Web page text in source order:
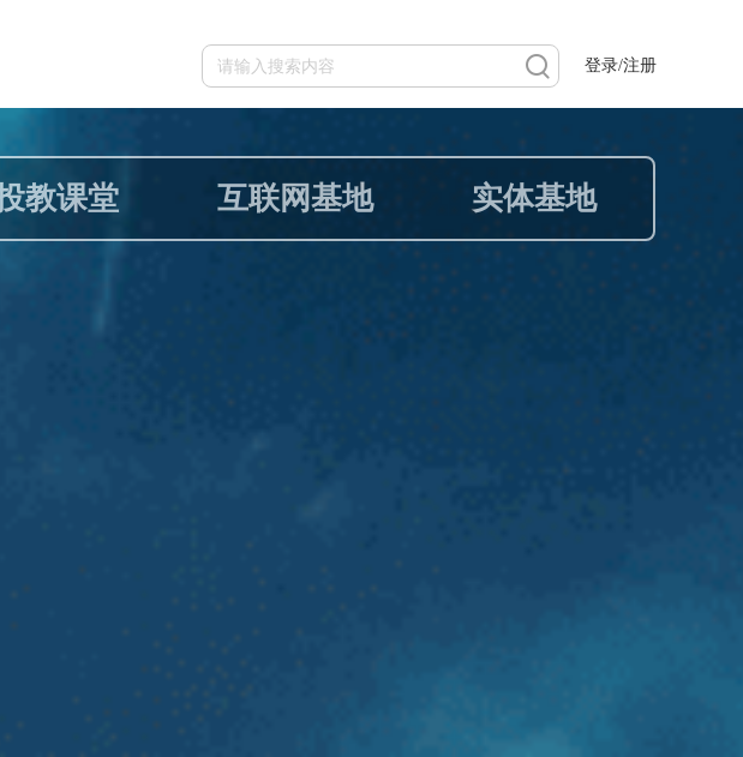
登录/注册
教课堂 互联网基地 实体基地